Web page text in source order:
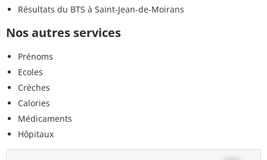
Résultats du BTS à Saint-Jean-de-Moirans
Nos autres services
Prénoms
Ecoles
Crèches
Calories
Médicaments
Hôpitaux